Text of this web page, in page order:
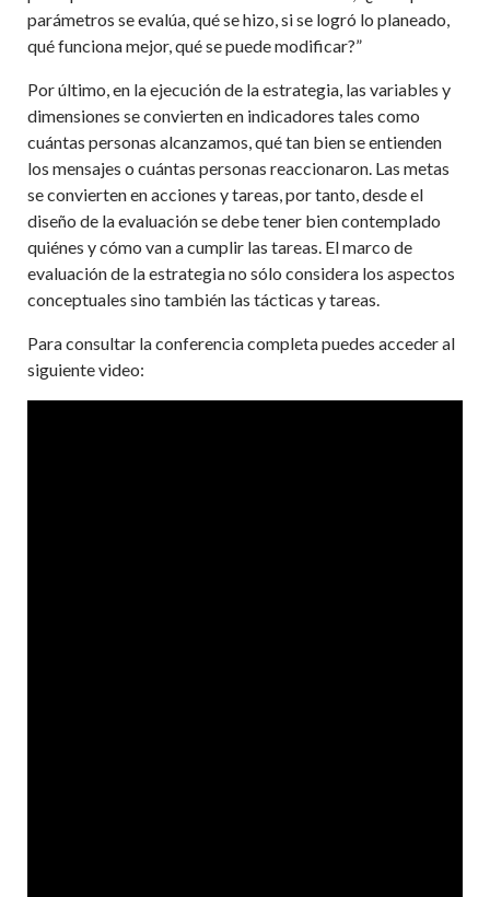
parámetros se evalúa, qué se hizo, si se logró lo planeado,
qué funciona mejor, qué se puede modificar?”
Por último, en la ejecución de la estrategia, las variables y
dimensiones se convierten en indicadores tales como
cuántas personas alcanzamos, qué tan bien se entienden
los mensajes o cuántas personas reaccionaron. Las metas
se convierten en acciones y tareas, por tanto, desde el
diseño de la evaluación se debe tener bien contemplado
quiénes y cómo van a cumplir las tareas. El marco de
evaluación de la estrategia no sólo considera los aspectos
conceptuales sino también las tácticas y tareas.
Para consultar la conferencia completa puedes acceder al
siguiente video: